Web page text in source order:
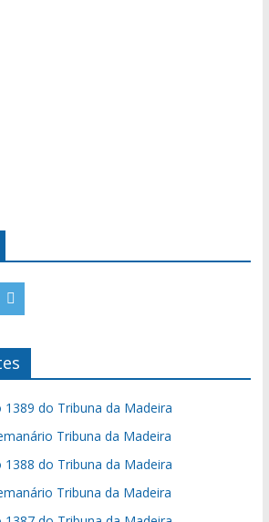
1389 do Tribuna da Madeira
Tribuna da Madeira
1388 do Tribuna da Madeira
Tribuna da Madeira